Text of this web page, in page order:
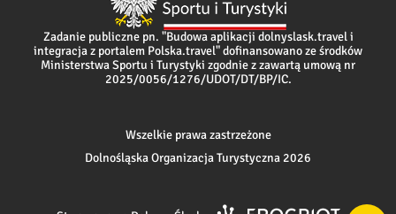
Zadanie publiczne pn. "Budowa aplikacji dolnyslask.travel i
integracja z portalem Polska.travel" dofinansowano ze środków
Ministerstwa Sportu i Turystyki zgodnie z zawartą umową nr
2025/0056/1276/UDOT/DT/BP/IC.
Wszelkie prawa zastrzeżone
Dolnośląska Organizacja Turystyczna 2026